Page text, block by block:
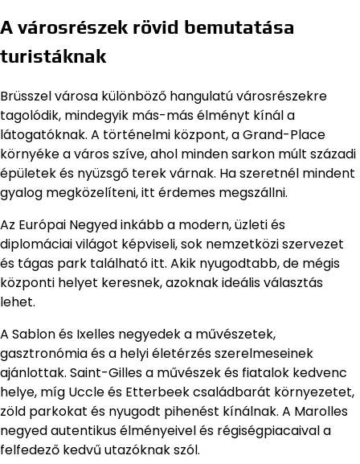
A városrészek rövid bemutatása
turistáknak
Brüsszel városa különböző hangulatú városrészekre
tagolódik, mindegyik más-más élményt kínál a
látogatóknak. A történelmi központ, a Grand-Place
környéke a város szíve, ahol minden sarkon múlt századi
épületek és nyüzsgő terek várnak. Ha szeretnél mindent
gyalog megközelíteni, itt érdemes megszállni.
Az Európai Negyed inkább a modern, üzleti és
diplomáciai világot képviseli, sok nemzetközi szervezet
és tágas park található itt. Akik nyugodtabb, de mégis
központi helyet keresnek, azoknak ideális választás
lehet.
A Sablon és Ixelles negyedek a művészetek,
gasztronómia és a helyi életérzés szerelmeseinek
ajánlottak. Saint-Gilles a művészek és fiatalok kedvenc
helye, míg Uccle és Etterbeek családbarát környezetet,
zöld parkokat és nyugodt pihenést kínálnak. A Marolles
negyed autentikus élményeivel és régiségpiacaival a
felfedező kedvű utazóknak szól.